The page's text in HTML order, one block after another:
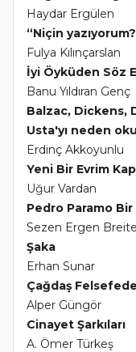
Haydar Ergülen
“Niçin
Fulya Kılınçarslan
İyi Öyküden Söz
Banu Yıldıran Genç
Balzac, Dickens,
Usta'yı neden
Erdinç Akkoyunlu
Yeni Bir Evrim
Uğur Vardan
Pedro Paramo Bir
Sezen Ergen
Şaka
Erhan Sunar
Çağdaş
Alper Güngör
Cinayet Şarkıları
A. Ömer Türkeş